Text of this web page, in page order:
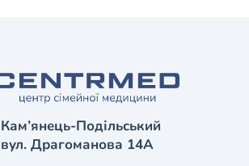
Кам’янець-Подільський
вул. Драгоманова 14А